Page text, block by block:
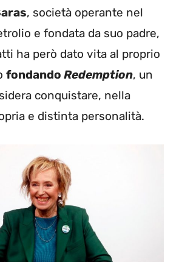
, società operante nel
e fondata da suo padre,
ha però dato vita al proprio
fondando Redemption, un
conquistare, nella
e distinta personalità.